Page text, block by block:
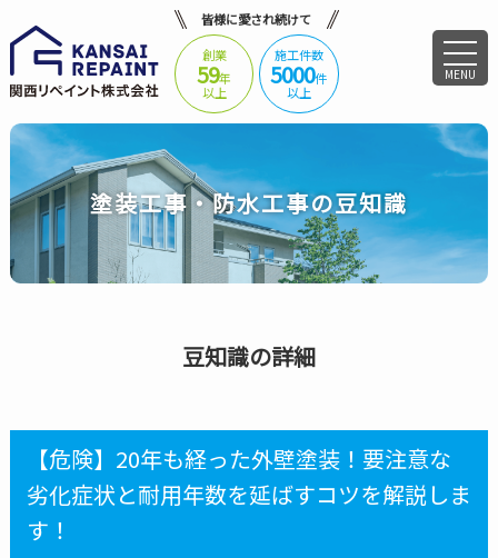
皆様に愛され続けて
創業
59年
以上
施工件数
5000件
以上
MENU
塗装工事・防水工事の豆知識
豆知識の詳細
【危険】20年も経った外壁塗装！要注意な
劣化症状と耐用年数を延ばすコツを解説しま
す！